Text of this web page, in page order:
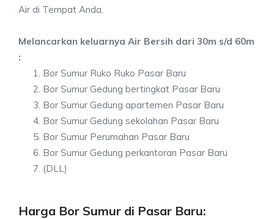
Air di Tempat Anda.
Melancarkan keluarnya Air Bersih dari 30m s/d 60m
:
Bor Sumur Ruko Ruko Pasar Baru
Bor Sumur Gedung bertingkat Pasar Baru
Bor Sumur Gedung apartemen Pasar Baru
Bor Sumur Gedung sekolahan Pasar Baru
Bor Sumur Perumahan Pasar Baru
Bor Sumur Gedung perkantoran Pasar Baru
(DLL)
Harga Bor Sumur di Pasar Baru: